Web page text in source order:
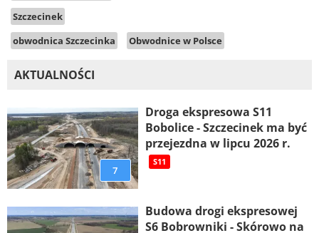
Szczecinek
obwodnica Szczecinka
Obwodnice w Polsce
AKTUALNOŚCI
7
Droga ekspresowa S11
Bobolice - Szczecinek ma być
przejezdna w lipcu 2026 r.
S11
Budowa drogi ekspresowej
S6 Bobrowniki - Skórowo na